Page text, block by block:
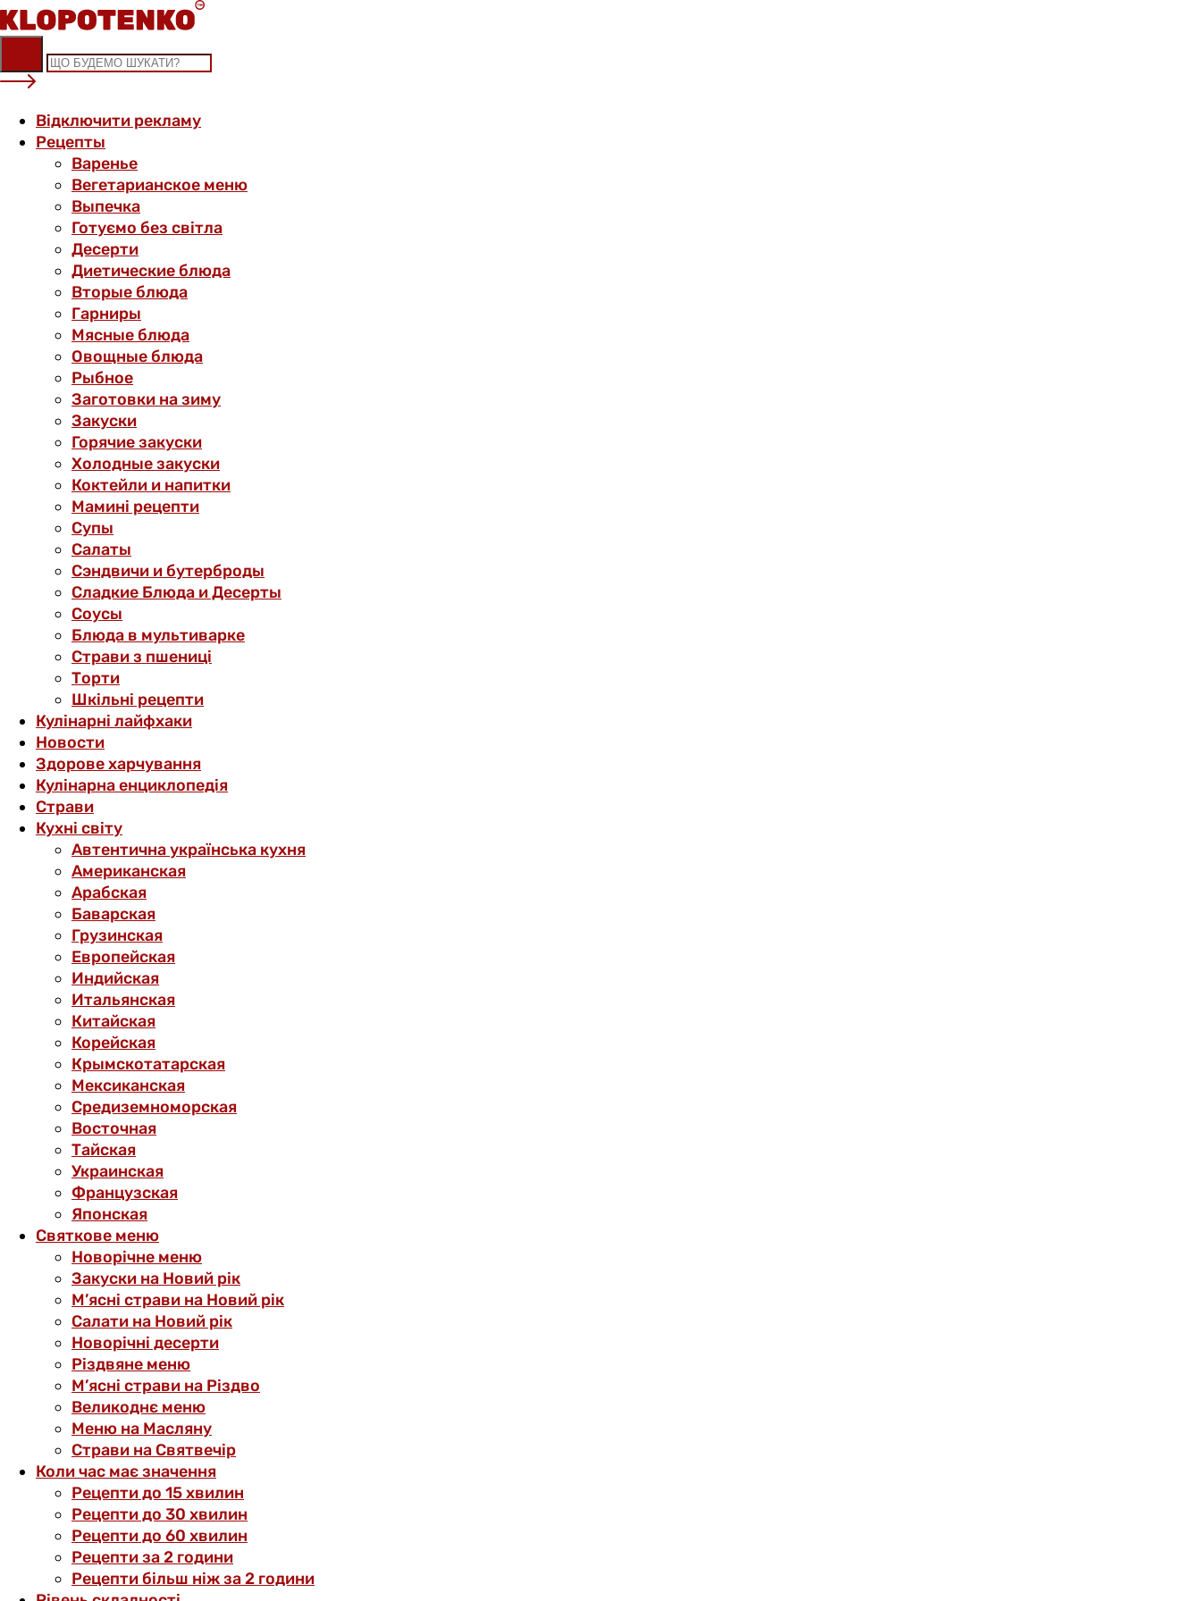
Skip
to
content
Відключити рекламу
Рецепты
Варенье
Вегетарианское меню
Выпечка
Готуємо без світла
Десерти
Диетические блюда
Вторые блюда
Гарниры
Мясные блюда
Овощные блюда
Рыбное
Заготовки на зиму
Закуски
Горячие закуски
Холодные закуски
Коктейли и напитки
Мамині рецепти
Супы
Салаты
Сэндвичи и бутерброды
Сладкие Блюда и Десерты
Соусы
Блюда в мультиварке
Страви з пшениці
Торти
Шкільні рецепти
Кулінарні лайфхаки
Новости
Здорове харчування
Кулінарна енциклопедія
Страви
Кухні світу
Автентична українська кухня
Американская
Арабская
Баварская
Грузинская
Европейская
Индийская
Итальянская
Китайская
Корейская
Крымскотатарская
Мексиканская
Средиземноморская
Восточная
Тайская
Украинская
Французская
Японская
Святкове меню
Новорічне меню
Закуски на Новий рік
М’ясні страви на Новий рік
Салати на Новий рік
Новорічні десерти
Різдвяне меню
М’ясні страви на Різдво
Великоднє меню
Меню на Масляну
Страви на Святвечір
Коли час має значення
Рецепти до 15 хвилин
Рецепти до 30 хвилин
Рецепти до 60 хвилин
Рецепти за 2 години
Рецепти більш ніж за 2 години